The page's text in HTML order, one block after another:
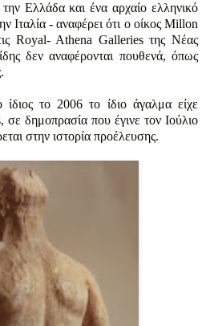
Ελλάδα και ένα αρχαίο ελληνικό
Ιταλία - αναφέρει ότι ο οίκος Millon
Royal- Athena Galleries της Νέας
δεν αναφέρονται πουθενά, όπως
το 2006 το ίδιο άγαλμα είχε
δημοπρασία που έγινε τον Ιούλιο
στην ιστορία προέλευσης.